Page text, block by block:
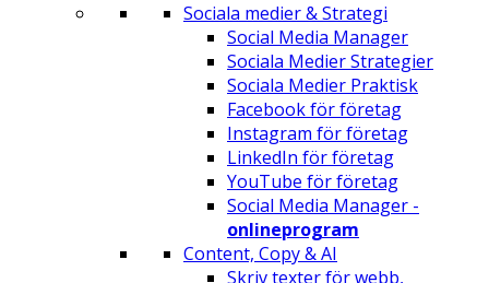
Sociala medier & Strategi
Social Media Manager
Sociala Medier Strategier
Sociala Medier Praktisk
Facebook för företag
Instagram för företag
LinkedIn för företag
YouTube för företag
Social Media Manager -
onlineprogram
Content, Copy & AI
Skriv texter för webb,